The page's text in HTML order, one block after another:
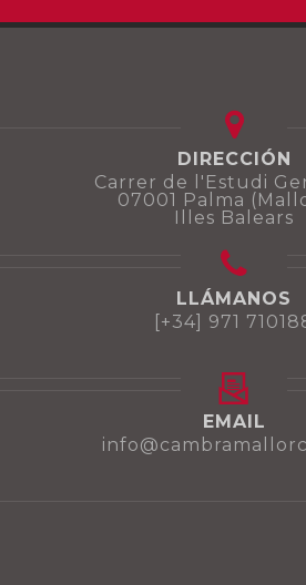
DIRECCIÓN
Carrer de l'Estudi
07001 Palma
Illes Balears
LLÁMANOS
[+34] 971
EMAIL